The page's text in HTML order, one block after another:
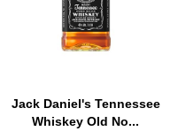
Jack Daniel's Tennessee
Whiskey Old No...